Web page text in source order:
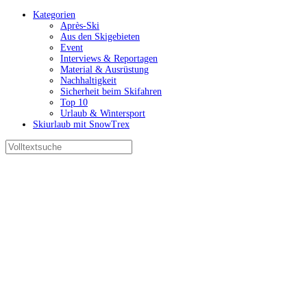
Kategorien
Après-Ski
Aus den Skigebieten
Event
Interviews & Reportagen
Material & Ausrüstung
Nachhaltigkeit
Sicherheit beim Skifahren
Top 10
Urlaub & Wintersport
Skiurlaub mit SnowTrex